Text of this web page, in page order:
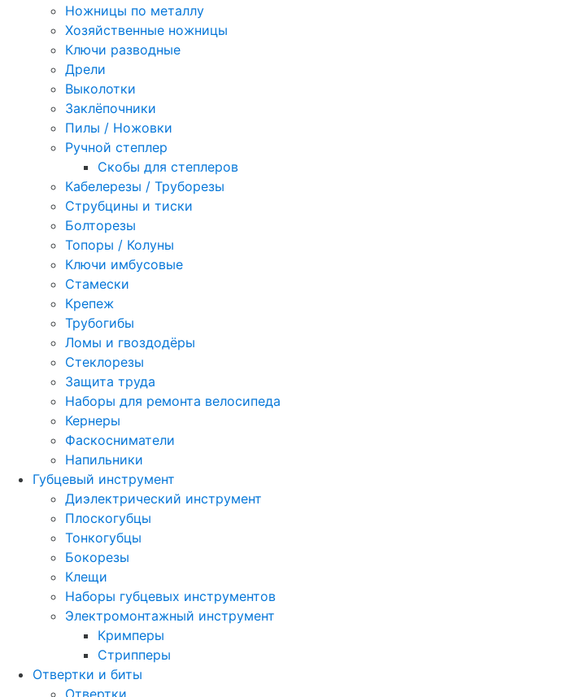
Ножницы по металлу
Хозяйственные ножницы
Ключи разводные
Дрели
Выколотки
Заклёпочники
Пилы / Ножовки
Ручной степлер
Скобы для степлеров
Кабелерезы / Труборезы
Струбцины и тиски
Болторезы
Топоры / Колуны
Ключи имбусовые
Стамески
Крепеж
Трубогибы
Ломы и гвоздодёры
Стеклорезы
Защита труда
Наборы для ремонта велосипеда
Кернеры
Фаскосниматели
Напильники
Губцевый инструмент
Диэлектрический инструмент
Плоскогубцы
Тонкогубцы
Бокорезы
Клещи
Наборы губцевых инструментов
Электромонтажный инструмент
Кримперы
Стрипперы
Отвертки и биты
Отвертки